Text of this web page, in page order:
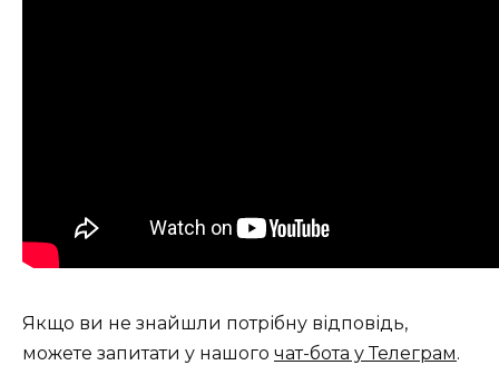
Якщо ви не знайшли потрібну відповідь,
можете запитати у нашого чат-бота у Телеграм.